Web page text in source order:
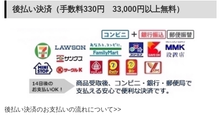
後払い決済（手数料330円 33,000円以上無料）
後払い決済のお支払いの流れについて>>